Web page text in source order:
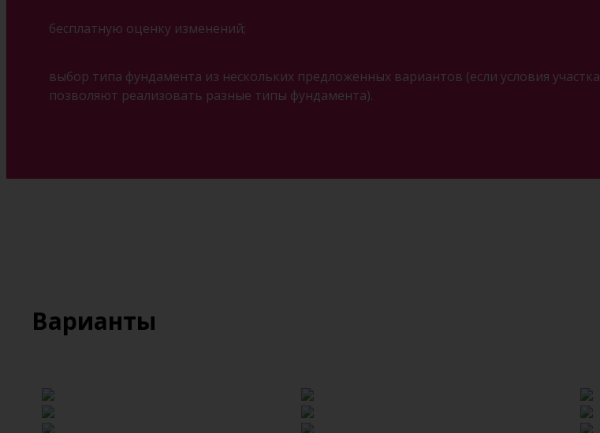
бесплатную оценку изменений;
выбор типа фундамента из нескольких предложенных вариантов (если условия участка
позволяют реализовать разные типы фундамента).
Варианты